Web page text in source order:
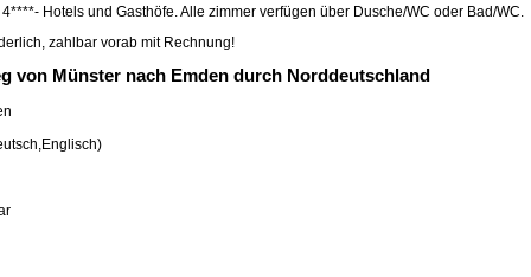
Hotels und Gasthöfe. Alle zimmer verfügen über Dusche/WC oder Bad/WC.
zahlbar vorab mit Rechnung!
von Münster nach Emden durch Norddeutschland